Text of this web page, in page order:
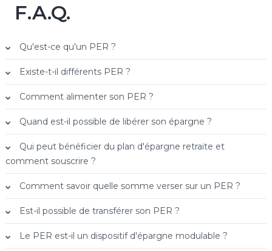
F.A.Q.
Qu'est-ce qu'un PER ?
Existe-t-il différents PER ?
Comment alimenter son PER ?
Quand est-il possible de libérer son épargne ?
Qui peut bénéficier du plan d'épargne retraite et
comment souscrire ?
Comment savoir quelle somme verser sur un PER ?
Est-il possible de transférer son PER ?
Le PER est-il un dispositif d'épargne modulable ?